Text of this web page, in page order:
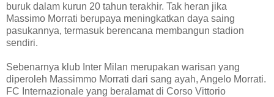
buruk dalam kurun 20 tahun terakhir. Tak heran jika
Massimo Morrati berupaya meningkatkan daya saing
pasukannya, termasuk berencana membangun stadion
sendiri.
Sebenarnya klub Inter Milan merupakan warisan yang
diperoleh Massimmo Morrati dari sang ayah, Angelo Morrati.
FC Internazionale yang beralamat di Corso Vittorio